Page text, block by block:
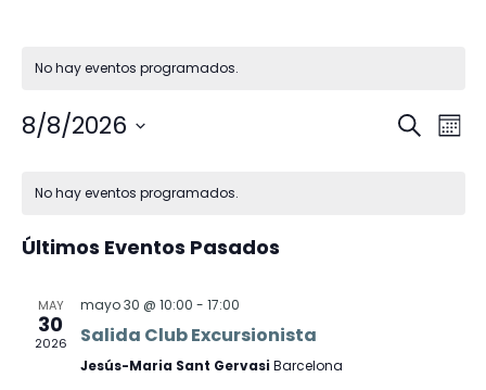
No hay eventos programados.
BUSCAR
MES
8/8/2026
Calendario
de
No hay eventos programados.
Últimos Eventos Pasados
MAY
30
2026
mayo 30 @ 10:00 - 17:00
Salida Club Excursionista
Jesús-Maria Sant Gervasi Barcelona